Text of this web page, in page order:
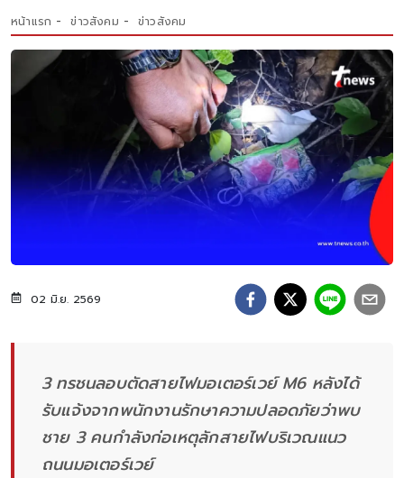
หน้าแรก ข่าวสังคม ข่าวสังคม
02 มิ.ย. 2569
3 ทรชนลอบตัดสายไฟมอเตอร์เวย์ M6 หลังได้
รับแจ้งจากพนักงานรักษาความปลอดภัยว่าพบ
ชาย 3 คนกำลังก่อเหตุลักสายไฟบริเวณแนว
ถนนมอเตอร์เวย์